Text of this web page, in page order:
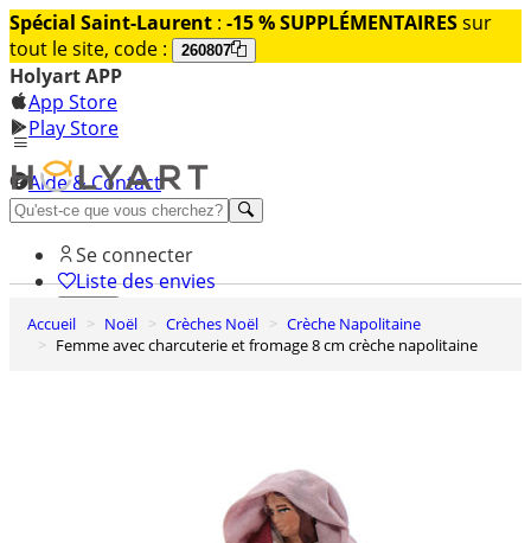
Spécial Saint-Laurent : -15 % SUPPLÉMENTAIRESsur
tout le site, code :
260807
Holyart APP
App Store
Play Store
Aide & Contact
Découvrez Premium
Se connecter
Liste des envies
0
Panier
Accueil Noël Crèches Noël
Crèche Napolitaine
Femme avec charcuterie et fromage 8 cm crèche napolitaine